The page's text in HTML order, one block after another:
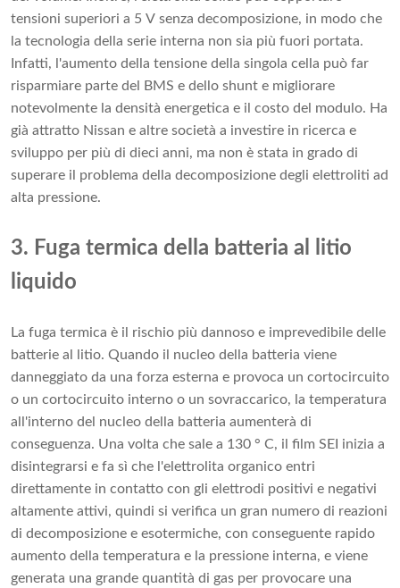
tensioni superiori a 5 V senza decomposizione, in modo che
la tecnologia della serie interna non sia più fuori portata.
Infatti, l'aumento della tensione della singola cella può far
risparmiare parte del BMS e dello shunt e migliorare
notevolmente la densità energetica e il costo del modulo. Ha
già attratto Nissan e altre società a investire in ricerca e
sviluppo per più di dieci anni, ma non è stata in grado di
superare il problema della decomposizione degli elettroliti ad
alta pressione.
3. Fuga termica della batteria al litio
liquido
La fuga termica è il rischio più dannoso e imprevedibile delle
batterie al litio. Quando il nucleo della batteria viene
danneggiato da una forza esterna e provoca un cortocircuito
o un cortocircuito interno o un sovraccarico, la temperatura
all'interno del nucleo della batteria aumenterà di
conseguenza. Una volta che sale a 130 ° C, il film SEI inizia a
disintegrarsi e fa sì che l'elettrolita organico entri
direttamente in contatto con gli elettrodi positivi e negativi
altamente attivi, quindi si verifica un gran numero di reazioni
di decomposizione e esotermiche, con conseguente rapido
aumento della temperatura e la pressione interna, e viene
generata una grande quantità di gas per provocare una